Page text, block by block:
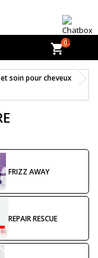
shopping_cart0
soin pour cheveux
FRIZZ AWAY
REPAIR RESCUE